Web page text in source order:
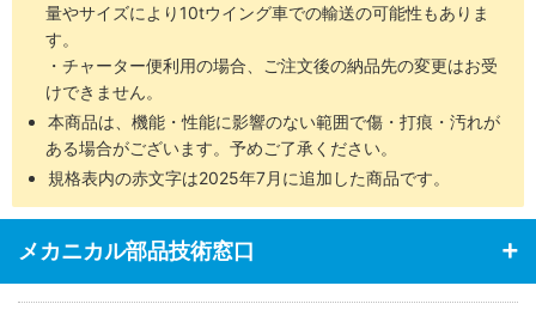
量やサイズにより10tウイング車での輸送の可能性もありま
す。
・チャーター便利用の場合、ご注文後の納品先の変更はお受
けできません。
本商品は、機能・性能に影響のない範囲で傷・打痕・汚れが
ある場合がございます。予めご了承ください。
規格表内の赤文字は2025年7月に追加した商品です。
メカニカル部品技術窓口